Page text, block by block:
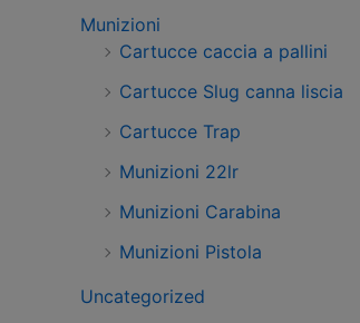
Munizioni
Cartucce caccia a pallini
Cartucce Slug canna liscia
Cartucce Trap
Munizioni 22lr
Munizioni Carabina
Munizioni Pistola
Uncategorized